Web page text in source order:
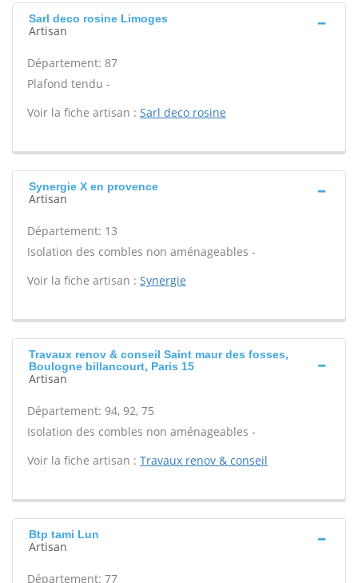
Sarl deco rosine Limoges
Artisan
Département: 87
Plafond tendu -
Voir la fiche artisan : Sarl deco rosine
Synergie X en provence
Artisan
Département: 13
Isolation des combles non aménageables -
Voir la fiche artisan : Synergie
Travaux renov & conseil Saint maur des fosses,
Boulogne billancourt, Paris 15
Artisan
Département: 94, 92, 75
Isolation des combles non aménageables -
Voir la fiche artisan : Travaux renov & conseil
Btp tami Lun
Artisan
Département: 77